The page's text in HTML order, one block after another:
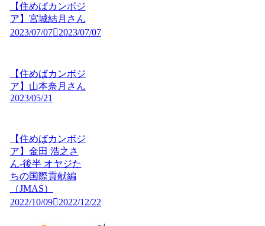
【住めばカンボジ
ア】宮城結月さん
2023/07/07
2023/07/07
【住めばカンボジ
ア】山本奈月さん
2023/05/21
【住めばカンボジ
ア】金田 浩之さ
ん-後半 オヤジた
ちの国際貢献編
（JMAS）
2022/10/09
2022/12/22